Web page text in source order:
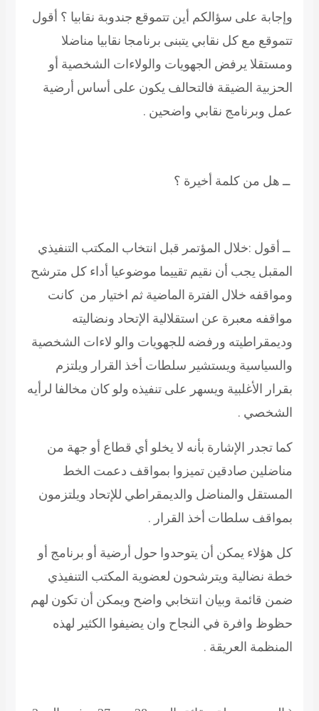
وإجابة على سؤالكم أين تتموقع جندوبة نقابيا ؟ أقول
تتموقع مع كل نقابي يتبنى برنامجا نقابيا مناضلا
ومستقلا يرفض الجهويات والولاءات الشخصية أو
الحزبية الضيقة فالتحالف يكون على أساس أرضية
عمل وبرنامج نقابي واضحين .
ــ هل من كلمة أخيرة ؟
ــ أقول :خلال المؤتمر قبل انتخاب المكتب التنفيذي
المقبل يجب أن نقيم تقييما موضوعيا أداء كل مترشح
ومواقفه خلال الفترة الماضية ثم اختيار من كانت
مواقفه معبرة عن استقلالية الإتحاد ونضاليته
وديمقراطيته ورفضه للجهويات والو لاءات الشخصية
والسياسية ويستشير سلطات أخذ القرار ويلتزم
بقرار الأغلبية ويسهر على تنفيذه ولو كان مخالفا لرأيه
الشخصي .
كما تجدر الإشارة بأنه لا يخلو أي قطاع أو جهة من
مناضلين صادقين تميزوا بمواقف دعمت الخط
المستقل والمناضل والديمقراطي للإتحاد ويلتزمون
بمواقف سلطات أخذ القرار .
كل هؤلاء يمكن أن يتوحدوا حول أرضية أو برنامج أو
خطة نضالية ويترشحون لعضوية المكتب التنفيذي
ضمن قائمة وبيان انتخابي واضح ويمكن أن تكون لهم
حظوظ وافرة في النجاح وان يضيفوا الكثير لهذه
المنظمة العريقة .